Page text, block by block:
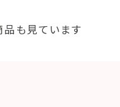
も見ています